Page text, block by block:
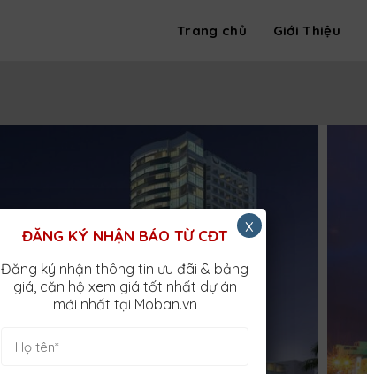
Trang chủ Giới Thiệu
ĐĂNG KÝ NHẬN BÁO TỪ CĐT
Đăng ký nhận thông tin ưu đãi & bảng
giá, căn hộ xem giá tốt nhất dự án
mới nhất tại Moban.vn
x